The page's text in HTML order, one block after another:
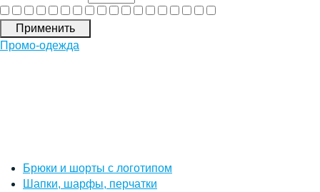
Применить
Промо-одежда
Брюки и шорты с логотипом
Шапки, шарфы, перчатки